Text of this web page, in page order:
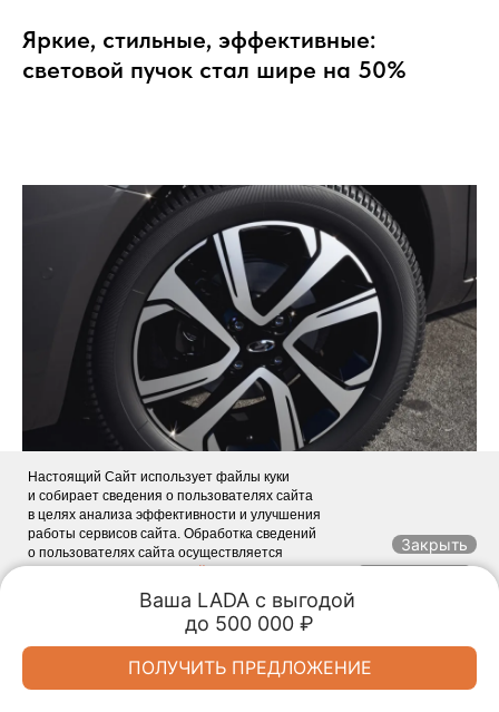
Яркие, стильные, эффективные:
световой пучок стал шире на 50%
Оригинальный рисунок спиц
подчеркивает динамику автомобиля
Настоящий Сайт использует файлы куки
и собирает сведения о пользователях сайта
в целях анализа эффективности и улучшения
работы сервисов сайта. Обработка сведений
о пользователях сайта осуществляется
обработки персональных данных. Если
Вы продолжите пользоваться нашими услугами,
мы будем считать, что Вы согласны
с использованием куки-файлов. Или Вы можете
запретить сохранение куки в настройках своего
браузера.
Закрыть
Ваша LADA с выгодой
до 500 000 ₽
ПОЛУЧИТЬ ПРЕДЛОЖЕНИЕ
LADA Автопрестиж
Акции Заказать
Спецпредложения
LADA Автопрестиж